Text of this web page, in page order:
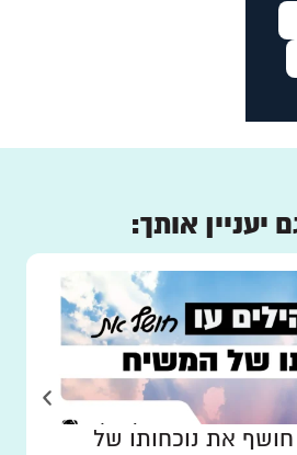
יעניין אותך:
חושף את נוכחותו של